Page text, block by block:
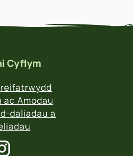
Cyflym
ac Amodau
daliadau a